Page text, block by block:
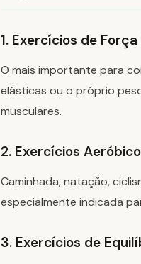
1. Exercícios de
O mais importante para
elásticas ou o próprio
musculares.
2. Exercícios
Caminhada, natação,
especialmente indicada
3. Exercícios de